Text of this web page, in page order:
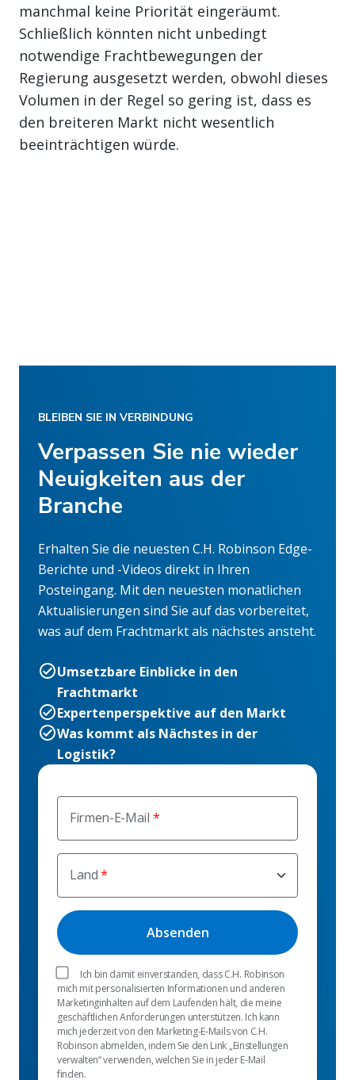
manchmal keine Priorität eingeräumt.
Schließlich könnten nicht unbedingt
notwendige Frachtbewegungen der
Regierung ausgesetzt werden, obwohl dieses
Volumen in der Regel so gering ist, dass es
den breiteren Markt nicht wesentlich
beeinträchtigen würde.
Firmen-E-Mail
Land
Ich bin damit einverstanden, dass C.H. Robinson
mich mit personalisierten Informationen und anderen
Marketinginhalten auf dem Laufenden hält, die meine
geschäftlichen Anforderungen unterstützen. Ich kann
mich jederzeit von den Marketing-E-Mails von C.H.
Robinson abmelden, indem Sie den Link „Einstellungen
verwalten“ verwenden, welchen Sie in jeder E-Mail
finden.
BLEIBEN SIE IN VERBINDUNG
Verpassen Sie nie wieder
Neuigkeiten aus der
Branche
Erhalten Sie die neuesten C.H. Robinson Edge-
Berichte und -Videos direkt in Ihren
Posteingang. Mit den neuesten monatlichen
Aktualisierungen sind Sie auf das vorbereitet,
was auf dem Frachtmarkt als nächstes ansteht.
Umsetzbare Einblicke in den
Frachtmarkt
Expertenperspektive auf den Markt
Was kommt als Nächstes in der
Logistik?